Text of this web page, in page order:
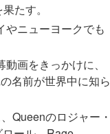
たす。
やニューヨークでも
画をきっかけに、
名前が世界中に知ら
Queenのロジャー・